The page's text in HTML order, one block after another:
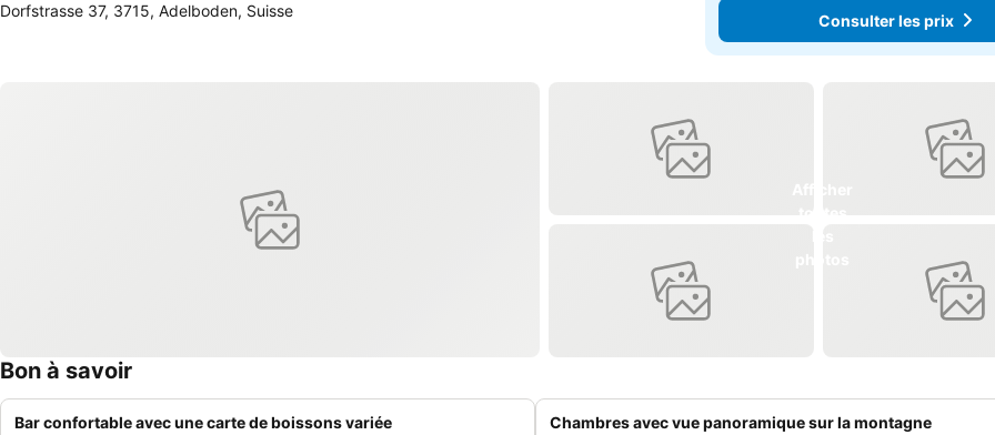
Dorfstrasse 37, 3715, Adelboden, Suisse
Consulter les prix
Bon à savoir
Bar confortable avec une carte de boissons variée
Chambres avec vue panoramique sur la montagne